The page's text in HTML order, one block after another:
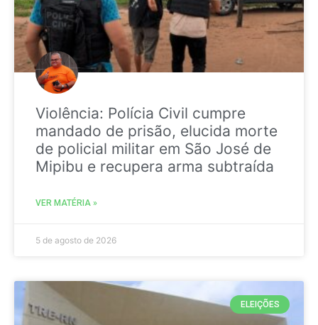
Violência: Polícia Civil cumpre
mandado de prisão, elucida morte
de policial militar em São José de
Mipibu e recupera arma subtraída
VER MATÉRIA »
5 de agosto de 2026
ELEIÇÕES